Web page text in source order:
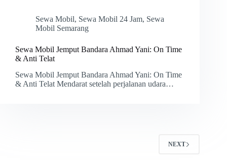
Sewa Mobil, Sewa Mobil 24 Jam, Sewa
Mobil Semarang
Sewa Mobil Jemput Bandara Ahmad Yani: On Time
& Anti Telat
Sewa Mobil Jemput Bandara Ahmad Yani: On Time
& Anti Telat Mendarat setelah perjalanan udara…
NEXT